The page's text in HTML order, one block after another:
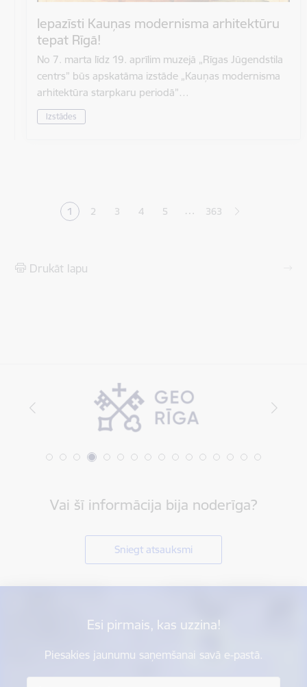
Iepazīsti Kauņas modernisma arhitektūru
tepat Rīgā!
No 7. marta līdz 19. aprīlim muzejā „Rīgas Jūgendstila
centrs” būs apskatāma izstāde „Kauņas modernisma
arhitektūra starpkaru periodā”…
Izstādes
Pašreizējā lapa
1 Lapa
2 Lapa
3 Lapa
4 Lapa
5 … 363
Drukāt lapu
Vai šī informācija bija noderīga?
Sniegt atsauksmi
Esi pirmais, kas uzzina!
Piesakies jaunumu saņemšanai savā e-pastā.